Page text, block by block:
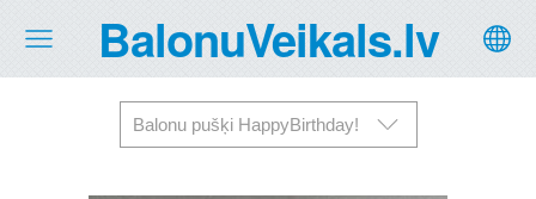
BalonuVeikals.lv
Balonu pušķi HappyBirthday!